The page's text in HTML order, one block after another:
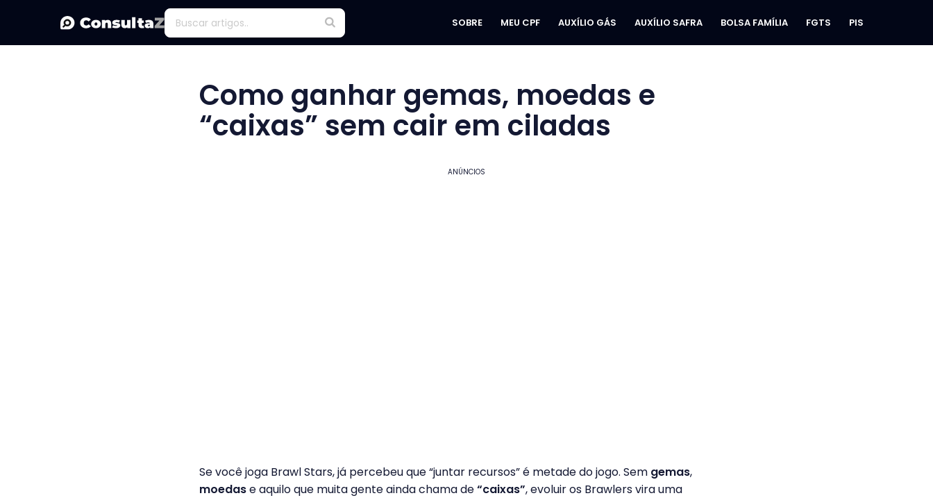
SOBRE MEU CPF AUXÍLIO GÁS AUXÍLIO SAFRA BOLSA FAMÍLIA FGTS PIS
Como ganhar gemas, moedas e
“caixas” sem cair em ciladas
ANÚNCIOS
Se você joga Brawl Stars, já percebeu que “juntar recursos” é metade do jogo. Sem gemas,
moedase aquilo que muita gente ainda chama de“caixas”, evoluir os Brawlers vira uma